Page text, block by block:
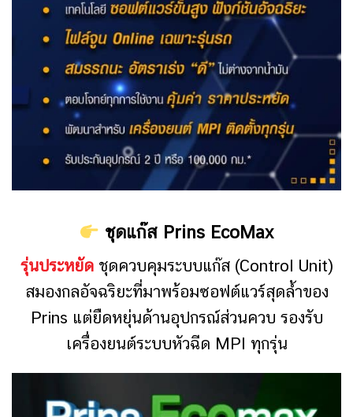
ชุดแก๊ส Prins EcoMax
รุ่นประหยัด ชุดควบคุมระบบแก๊ส (Control Unit)
สมองกลอัจฉริยะที่มาพร้อมซอฟต์แวร์สุดล้ำของ
Prins แต่ยืดหยุ่นด้านอุปกรณ์ส่วนควบ รองรับ
เครื่องยนต์ระบบหัวฉีด MPI ทุกรุ่น